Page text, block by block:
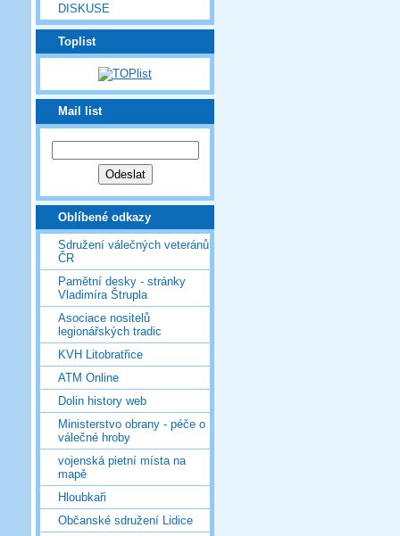
DISKUSE
Toplist
Mail list
Oblíbené odkazy
Sdružení válečných veteránů
ČR
Pamětní desky - stránky
Vladimíra Štrupla
Asociace nositelů
legionářských tradic
KVH Litobratřice
ATM Online
Dolin history web
Ministerstvo obrany - péče o
válečné hroby
vojenská pietní místa na
mapě
Hloubkaři
Občanské sdružení Lidice